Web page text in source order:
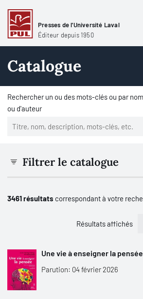
Presses de l'Université Laval
Éditeur depuis 1950
Catalogue
Rechercher un ou des mots-clés ou par
ou d'auteur
Filtrer le catalogue
3461 résultats correspondant à votre
Résultats affichés
Une vie à enseigner la pensée
Parution: 04 février 2026